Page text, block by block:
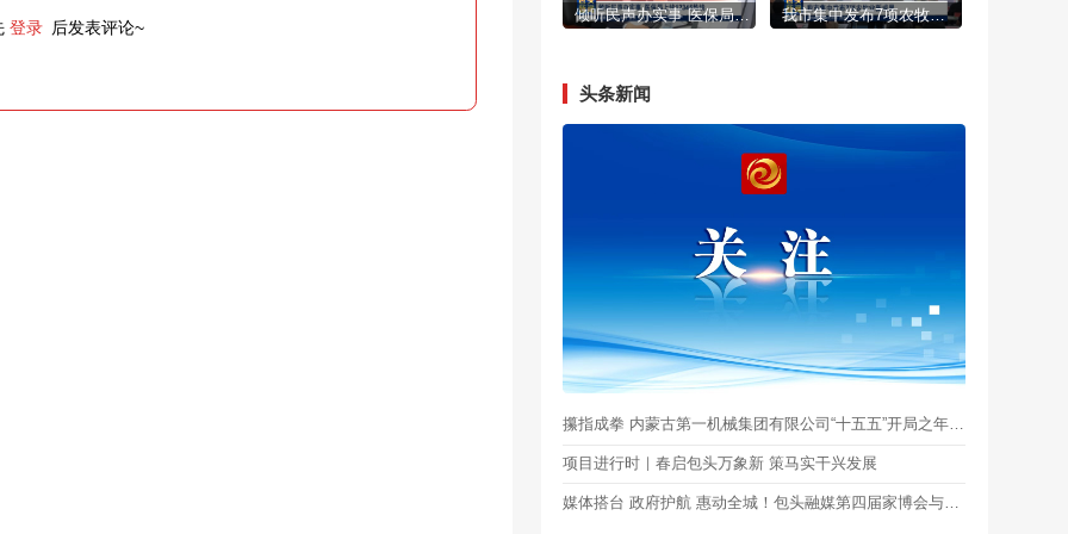
登录 后发表评论~
倾听民声办实事 医保局上线12345热线 我市集中发布7项农牧业新成果
头条新闻
攥指成拳 内蒙古第一机械集团有限公司“十五五”开局之年跑出“加速度”
项目进行时｜春启包头万象新 策马实干兴发展